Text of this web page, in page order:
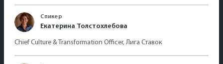
Спикер
Екатерина Толстохлебова
Chief Culture & Transformation Officer, Лига Ставок